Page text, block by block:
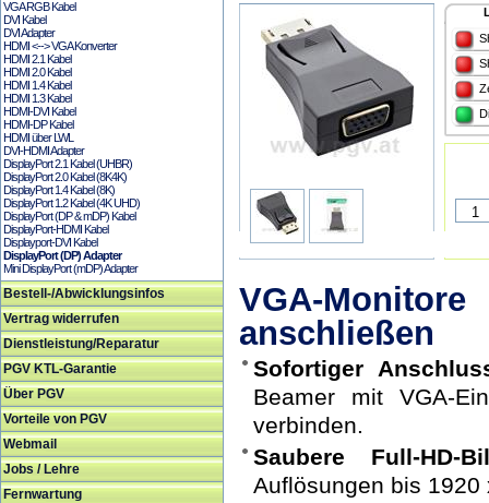
VGA RGB Kabel
DVI Kabel
DVI Adapter
HDMI <--> VGA Konverter
HDMI 2.1 Kabel
HDMI 2.0 Kabel
HDMI 1.4 Kabel
HDMI 1.3 Kabel
HDMI-DVI Kabel
HDMI-DP Kabel
HDMI über LWL
DVI-HDMI Adapter
DisplayPort 2.1 Kabel (UHBR)
DisplayPort 2.0 Kabel (8K4K)
DisplayPort 1.4 Kabel (8K)
DisplayPort 1.2 Kabel (4K UHD)
DisplayPort (DP & mDP) Kabel
DisplayPort-HDMI Kabel
Displayport-DVI Kabel
DisplayPort (DP) Adapter
Mini DisplayPort (mDP) Adapter
Bestell-/Abwicklungsinfos
Vertrag widerrufen
Dienstleistung/Reparatur
PGV KTL-Garantie
Über PGV
Vorteile von PGV
Webmail
Jobs / Lehre
Fernwartung
VGA-
anschließen
Sofortiger
Beamer mit VGA-
verbinden.
Saubere Full-
Auflösungen bis